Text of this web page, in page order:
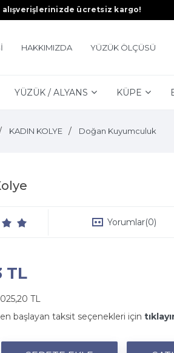
alışverişlerinizde ücretsiz kargo!
HAKKIMIZDA YÜZÜK ÖLÇÜSÜ
YÜZÜK / ALYANS KÜPE
KADIN KOLYE Doğan Kuyumculuk
Yorumlar(0)
TL
TL
başlayan taksit seçenekleri için